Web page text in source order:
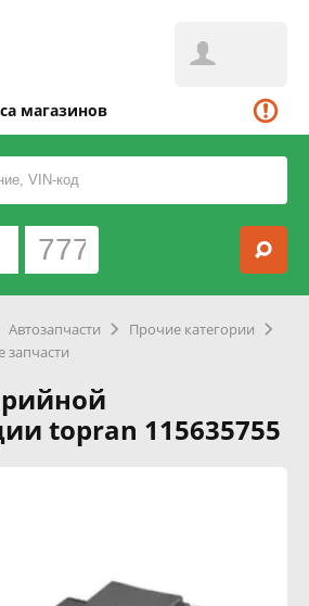
магазинов
Автозапчасти
Прочие категории
запчасти
topran 115635755